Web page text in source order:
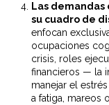
Las
su cuadro de
enfocan
ocupaciones
crisis, roles
financieros — la
manejar el
a fatiga, mareos